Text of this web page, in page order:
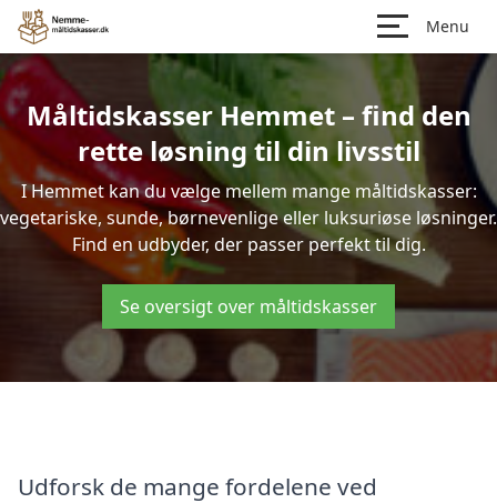
Menu
Måltidskasser Hemmet – find den
rette løsning til din livsstil
I Hemmet kan du vælge mellem mange måltidskasser:
vegetariske, sunde, børnevenlige eller luksuriøse løsninger.
Find en udbyder, der passer perfekt til dig.
Se oversigt over måltidskasser
Udforsk de mange fordelene ved